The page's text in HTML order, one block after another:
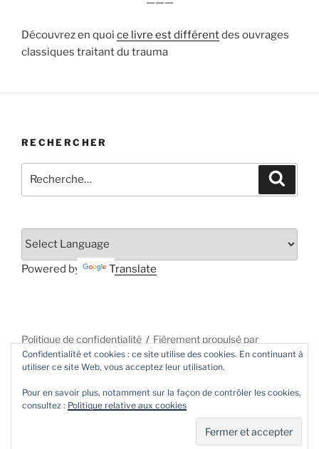
Découvrez en quoi ce livre est différentdes ouvrages
classiques traitant du trauma
RECHERCHER
pour
Powered by Translate
Politique de confidentialité
Fièrement propulsé par
WordPress
Confidentialité et cookies : ce site utilise des cookies. En continuant à
utiliser ce site Web, vous acceptez leur utilisation.
Pour en savoir plus, notamment sur la façon de contrôler les cookies,
consultez : Politique relative aux cookies